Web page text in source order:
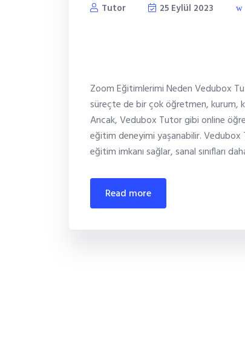
Tutor 25 Eylül 2023
Zoom Eğitimlerimi Neden Vedubox
süreçte de bir çok öğretmen, kurum,
Ancak, Vedubox Tutor gibi online
eğitim deneyimi yaşanabilir.
eğitim imkanı sağlar, sanal sınıfları
read more